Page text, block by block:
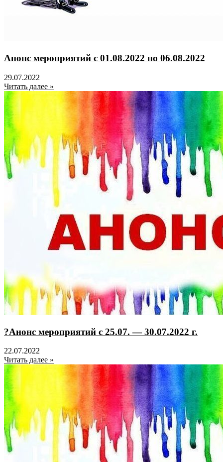
Анонс мероприятий с 01.08.2022 по 06.08.2022
29.07.2022
Читать далее »
?Анонс мероприятий с 25.07. — 30.07.2022 г.
22.07.2022
Читать далее »